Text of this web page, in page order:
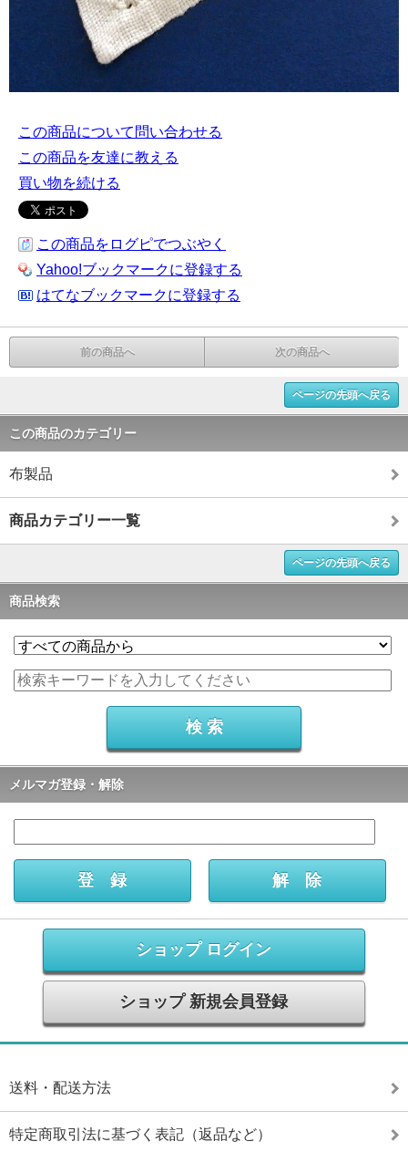
この商品について問い合わせる
この商品を友達に教える
買い物を続ける
この商品をログピでつぶやく
Yahoo!ブックマークに登録する
はてなブックマークに登録する
前の商品へ 次の商品へ
ページの先頭へ戻る
この商品のカテゴリー
布製品
商品カテゴリー一覧
ページの先頭へ戻る
商品検索
メルマガ登録・解除
ショップ ログイン
ショップ 新規会員登録
送料・配送方法
特定商取引法に基づく表記（返品など）